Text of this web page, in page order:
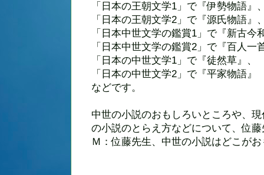
「日本の王朝文学1」で『伊勢物語』
「日本の王朝文学2」で『源氏物語』
「日本中世文学の鑑賞1」で『新古今
「日本中世文学の鑑賞2」で『百人一
「日本の中世文学1」で『徒然草』、
「日本の中世文学2」で『平家物語』
などです。
中世の小説のおもしろいところや、
の小説のとらえ方などについて、位
Ｍ：位藤先生、中世の小説はどこが